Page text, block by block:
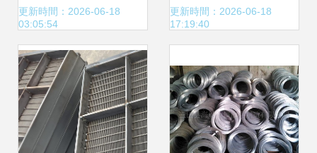
更新時間：2026-06-18
03:05:54
道
更新時間：2026-06-18
17:19:40